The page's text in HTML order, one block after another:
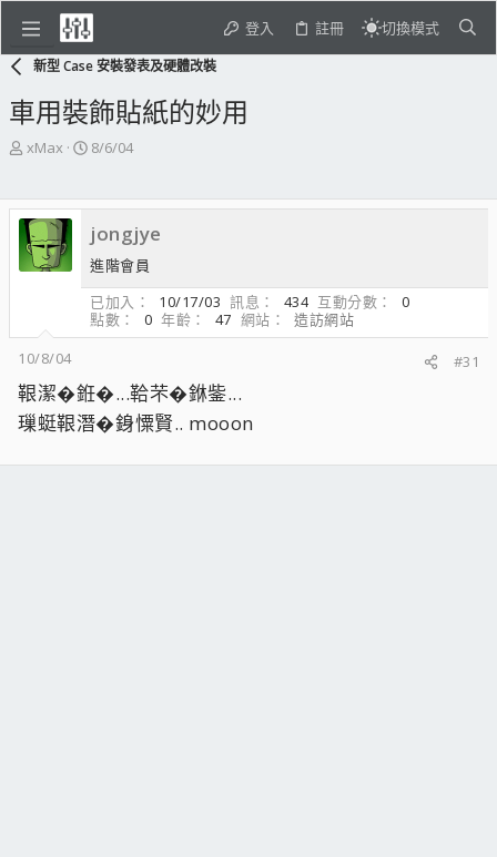
登入 註冊 切換模式
新型 Case 安裝發表及硬體改裝
車用裝飾貼紙的妙用
主
起
人
xMax
開
期
8/6/04
jongjye
進階會員
已加入
10/17/03 訊息 434 互動分數
0
點數
0 年齡 47 網站
造訪網站
10/8/04
#31
鞎潔�銋�...鞈芣�銝鈭...
璅蜓鞎潛�銵憟賢.. mooon